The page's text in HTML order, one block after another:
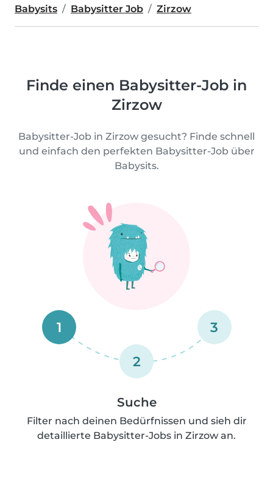
Babysits Babysitter Job Zirzow
Finde einen Babysitter-Job in
Zirzow
Babysitter-Job in Zirzow gesucht? Finde schnell
und einfach den perfekten Babysitter-Job über
Babysits.
1
2
3
Suche
Filter nach deinen Bedürfnissen und sieh dir
detaillierte Babysitter-Jobs in Zirzow an.